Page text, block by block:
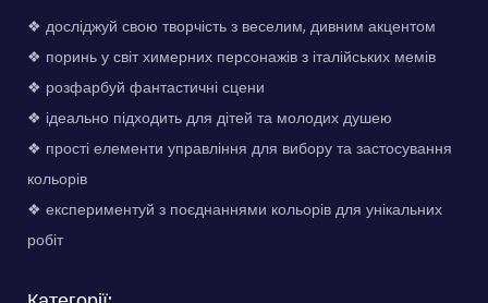
❖ досліджуй свою творчість з веселим, дивним акцентом
❖ поринь у світ химерних персонажів з італійських мемів
❖ розфарбуй фантастичні сцени
❖ ідеально підходить для дітей та молодих душею
❖ прості елементи управління для вибору та застосування
кольорів
❖ експериментуй з поєднаннями кольорів для унікальних
робіт